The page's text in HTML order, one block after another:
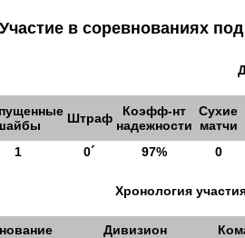
Участие в соревнованиях
Штраф
Коэфф-нт
надежности
Сухие
матчи
1 0´ 97% 0
Хронология
Дивизион